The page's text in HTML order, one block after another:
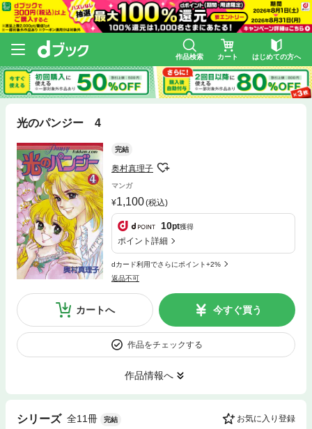
作品検索 カート はじめての方へ
光のパンジー 4
完結
奥村真理子
マンガ
1,100(税込)
10pt獲得
ポイント詳細
dカード利用でさらにポイント+2%
返品不可
カートへ 今すぐ買う
作品をチェックする
作品情報へ
シリーズ 全11冊 完結 お気に入り登録